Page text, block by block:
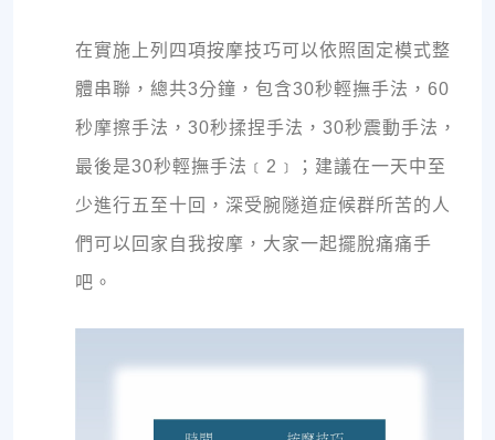
在實施上列四項按摩技巧可以依照固定模式整
體串聯，總共3分鐘，包含30秒輕撫手法，60
秒摩擦手法，30秒揉捏手法，30秒震動手法，
最後是30秒輕撫手法﹝2﹞；建議在一天中至
少進行五至十回，深受腕隧道症候群所苦的人
們可以回家自我按摩，大家一起擺脫痛痛手
吧。